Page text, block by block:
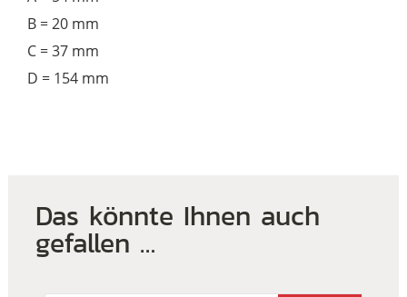
B = 20 mm
C = 37 mm
D = 154 mm
Das könnte Ihnen auch
gefallen …